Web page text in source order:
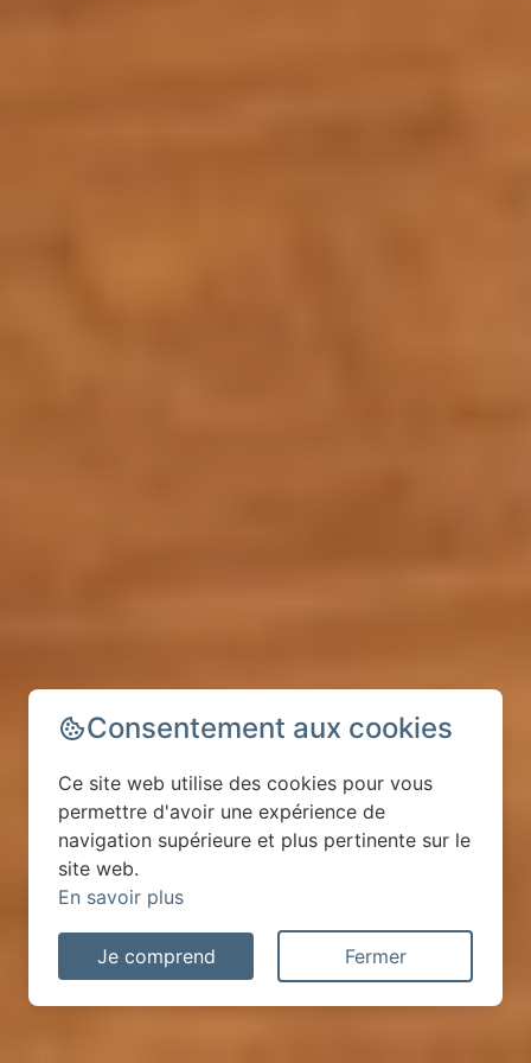
Consentement aux cookies
Ce site web utilise des cookies pour vous
permettre d'avoir une expérience de
navigation supérieure et plus pertinente sur le
site web.
En savoir plus
Je comprend Fermer